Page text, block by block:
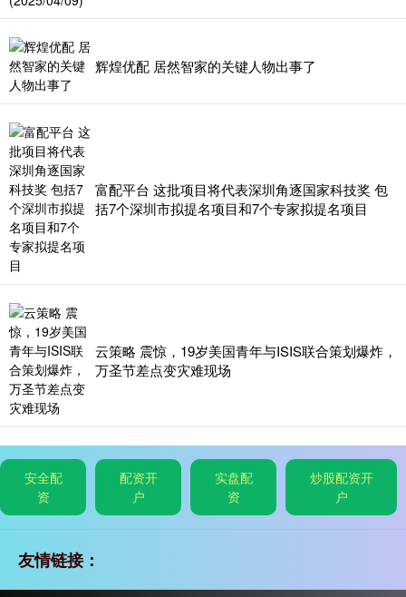
辉煌优配 居然智家的关键人物出事了
富配平台 这批项目将代表深圳角逐国家科技奖 包
括7个深圳市拟提名项目和7个专家拟提名项目
云策略 震惊，19岁美国青年与ISIS联合策划爆炸，
万圣节差点变灾难现场
安全配
资
配资开
户
实盘配
资
炒股配资开
户
友情链接：